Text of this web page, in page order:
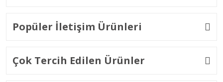
Popüler İletişim Ürünleri
Çok Tercih Edilen Ürünler